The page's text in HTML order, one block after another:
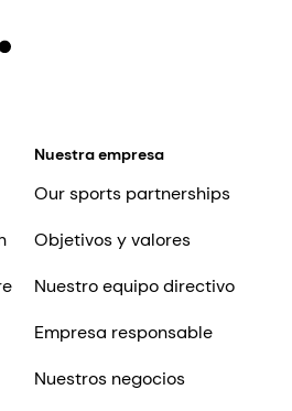
Nuestra empresa
Our sports partnerships
Objetivos y valores
Nuestro equipo directivo
Empresa responsable
Nuestros negocios